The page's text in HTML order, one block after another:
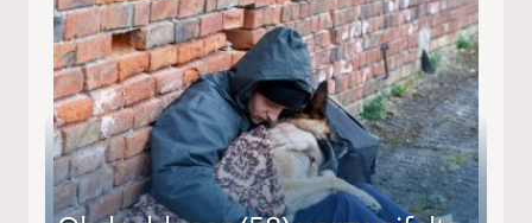
Mutter freigesprochen!